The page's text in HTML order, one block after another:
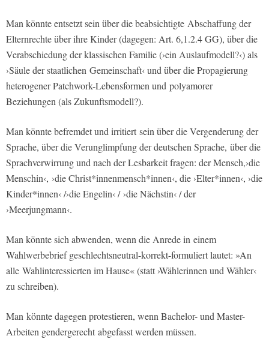
Man könnte entsetzt sein über die beabsichtigte Abschaffung der
Elternrechte über ihre Kinder (dagegen: Art. 6,1.2.4 GG), über die
Verabschiedung der klassischen Familie (›ein Auslaufmodell?‹) als
›Säule der staatlichen Gemeinschaft‹ und über die Propagierung
heterogener Patchwork-Lebensformen und polyamorer
Beziehungen (als Zukunftsmodell?).
Man könnte befremdet und irritiert sein über die Vergenderung der
Sprache, über die Verunglimpfung der deutschen Sprache, über die
Sprachverwirrung und nach der Lesbarkeit fragen: der Mensch,›die
Menschin‹, ›die Christ*innenmensch*innen‹, die ›Elter*innen‹, ›die
Kinder*innen‹ /›die Engelin‹ / ›die Nächstin‹ / der
›Meerjungmann‹.
Man könnte sich abwenden, wenn die Anrede in einem
Wahlwerbebrief geschlechtsneutral-korrekt-formuliert lautet: »An
alle Wahlinteressierten im Hause« (statt ›Wählerinnen und Wähler‹
zu schreiben).
Man könnte dagegen protestieren, wenn Bachelor- und Master-
Arbeiten gendergerecht abgefasst werden müssen.